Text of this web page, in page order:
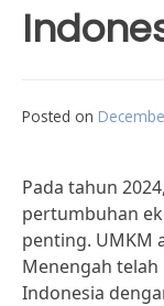
Posted on
Pada tahun
pertumbuhan
penting. UMKM
Menengah
Indonesia